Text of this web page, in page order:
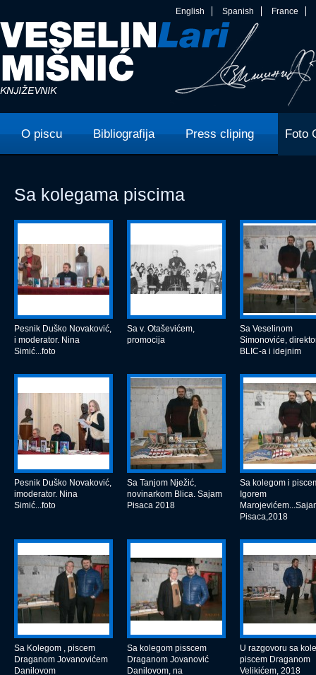
English Spanish France
O piscu Bibliografija Press cliping Foto
Sa kolegama piscima
Pesnik Duško Novaković,
i moderator. Nina
Simić...foto
Sa v. Otaševićem,
promocija
Sa Veselinom
Simonoviće,
BLIC-a i idejnim
Pesnik Duško Novaković,
imoderator. Nina
Simić...foto
Sa Tanjom Nježić,
novinarkom Blica. Sajam
Pisaca 2018
Sa kolegom i
Igorem
Pisaca,2018
Sa Kolegom , piscem
Draganom Jovanovićem
Danilovom
Sa kolegom pisscem
Draganom Jovanović
Danilovom, na
U razgovoru sa
piscem Draganom
Velikićem, 2018